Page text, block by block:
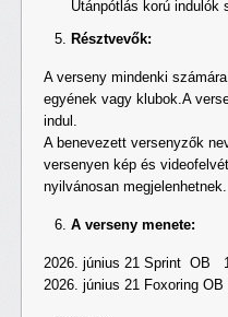
Utánpótlás korú indulók
Résztvevők:
A verseny mindenki
egyének vagy klubok.A
indul.
A benevezett versenyzők
versenyen kép és
nyilvánosan megjelenhetnek.
A verseny menete:
2026. június 21 Sprint OB
2026. június 21 Foxoring OB